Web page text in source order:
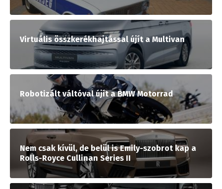
Virtuális összkerékhajtással újít a Multivan
Robotizált váltóval újít a BMW Motorrad
Nem csak kívül, de belül is Emily-szobrot kap a
Rolls-Royce Cullinan Series II